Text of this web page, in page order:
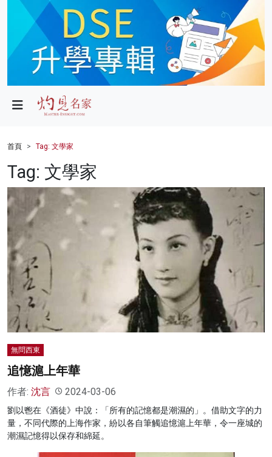
政局
財經
健康
商業
科技
影片
名家榜
灼見活動
首頁 Tag: 文學家
Tag: 文學家
無問西東
追憶滬上年華
作者: 沈言 2024-03-06
劉以鬯在《酒徒》中說：「所有的記憶都是潮濕的」。借助文字的力
量，不同代際的上海作家，紛以各自筆觸追憶滬上年華，令一座城的
潮濕記憶得以保存和綿延。